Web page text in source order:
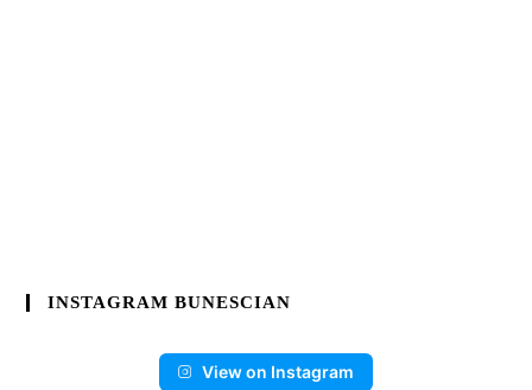
INSTAGRAM BUNESCIAN
View on Instagram